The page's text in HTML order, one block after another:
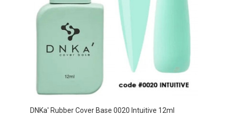
DNKa' Rubber Cover Base 0020 Intuitive 12ml